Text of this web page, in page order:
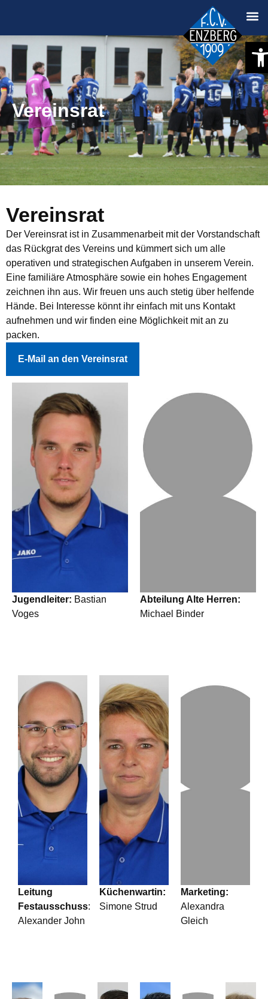
Vereinsrat
Vereinsrat
Der Vereinsrat ist in Zusammenarbeit mit der Vorstandschaft
das Rückgrat des Vereins und kümmert sich um alle
operativen und strategischen Aufgaben in unserem Verein.
Eine familiäre Atmosphäre sowie ein hohes Engagement
zeichnen ihn aus. Wir freuen uns auch stetig über helfende
Hände. Bei Interesse könnt ihr einfach mit uns Kontakt
aufnehmen und wir finden eine Möglichkeit mit an zu
packen.
E-Mail an den Vereinsrat
Jugendleiter: Bastian
Voges
Abteilung Alte Herren:
Michael Binder
Leitung
Festausschuss:
Alexander John
Küchenwartin:
Simone Strud
Marketing:
Alexandra
Gleich